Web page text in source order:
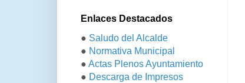
Enlaces Destacados
● Saludo del Alcalde
● Normativa Municipal
● Actas Plenos Ayuntamiento
● Descarga de Impresos